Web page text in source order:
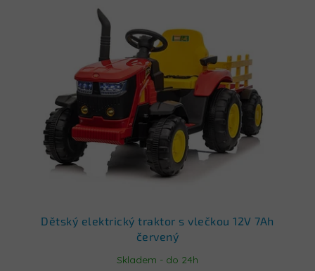
Dětský elektrický traktor s vlečkou 12V 7Ah
červený
Skladem - do 24h